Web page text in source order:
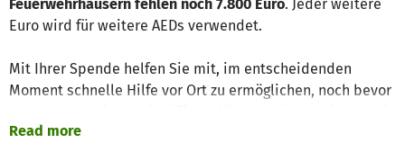
Feuerwehrhäusern fehlen noch 7.800 Euro. Jeder weitere
Euro wird für weitere AEDs verwendet.
Mit Ihrer Spende helfen Sie mit, im entscheidenden
Moment schnelle Hilfe vor Ort zu ermöglichen, noch bevor
Überlebenschance von Betroffenden in unserer Gemeinde
Read more